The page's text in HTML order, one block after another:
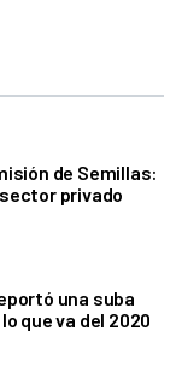
de Semillas:
privado
una suba
que va del 2020